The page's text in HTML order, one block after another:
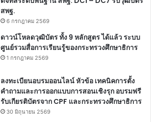
สพฐ.
6 กรกฎาคม 2569
ดาวน์โหลดวุฒิบัตร ทั้ง 9 หลักสูตร ได้แล้ว ระบบ
ศูนย์รวมสื่อการเรียนรู้ของกระทรวงศึกษาธิการ
1 กรกฎาคม 2569
ลงทะเบียนอบรมออนไลน์ หัวข้อ เทคนิคการตั้ง
คำถามและการออกแบบการสอนเชิงรุก อบรมฟรี
รับเกียรติบัตรจาก CPF และกระทรวงศึกษาธิการ
30 มิถุนายน 2569